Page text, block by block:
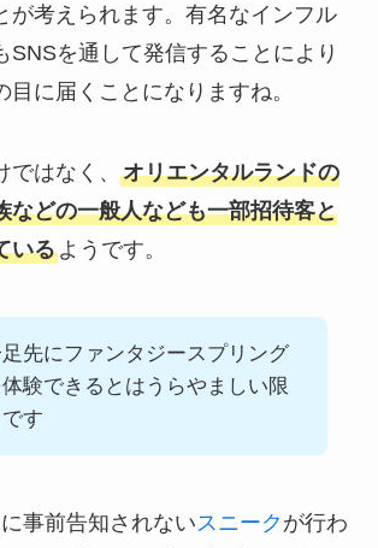
が考えられます。有名なインフル
SNSを通して発信することにより
目に届くことになりますね。
ではなく、 オリエンタルランドの
などの一般人なども一部招待客と
いるようです。
先にファンタジースプリング
体験できるとはうらやましい限
です
事前告知されないスニーク が行わ